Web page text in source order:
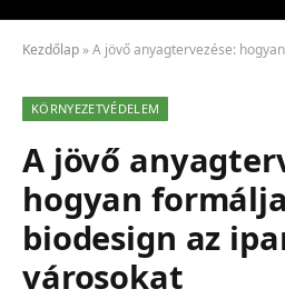
Kezdőlap »A jövő anyagtervezése: hogyan
KÖRNYEZETVÉDELEM
A jövő
hogyan
biodesign az
városokat